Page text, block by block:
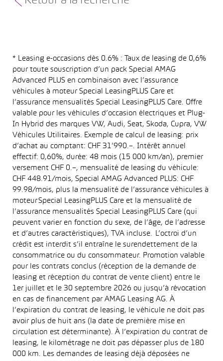
* Leasing e-occasions dès 0.6% : Taux de leasing de 0,6%
pour toute souscription d’un pack Special AMAG
Advanced PLUS en combinaison avec l’assurance
véhicules à moteur Special LeasingPLUS Care et
l’assurance mensualités Special LeasingPLUS Care. Offre
valable pour les véhicules d’occasion électriques et Plug-
In Hybrid des marques VW, Audi, Seat, Skoda, Cupra, VW
Véhicules Utilitaires. Exemple de calcul de leasing: prix
d’achat au comptant: CHF 31’990.–. Intérêt annuel
effectif: 0,60%, durée: 48 mois (15 000 km/an), premier
versement CHF 0.–, mensualité de leasing du véhicule:
CHF 448.91/mois, Special AMAG Advanced PLUS: CHF
99.98/mois, plus la mensualité de l’assurance véhicules à
moteur Special LeasingPLUS Care et la mensualité de
l’assurance mensualités Special LeasingPLUS Care (qui
peuvent varier en fonction du sexe, de l’âge, de l’adresse
et d’autres caractéristiques), TVA incluse. L’octroi d’un
crédit est interdit s’il entraîne le surendettement de la
consommatrice ou du consommateur. Promotion valable
pour les contrats conclus (réception de la demande de
leasing et réception du contrat de vente client) entre le
1er juillet et le 30 septembre 2026 ou jusqu’à révocation
en cas de financement par AMAG Leasing AG. À
l’expiration du contrat de leasing, le véhicule ne doit pas
avoir plus de huit ans (la date de première mise en
circulation est déterminante). À l’expiration du contrat de
leasing, le kilométrage ne doit pas dépasser plus de 180
000 km. Les demandes de leasing déjà déposées ne